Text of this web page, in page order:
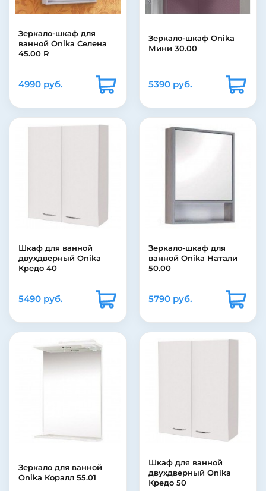
Зеркало-шкаф для
ванной Onika Селена
45.00 R
4990 руб.
Зеркало-шкаф Onika
Мини 30.00
5390 руб.
Шкаф для ванной
двухдверный Onika
Кредо 40
5490 руб.
Зеркало-шкаф для
ванной Onika Натали
50.00
5790 руб.
Зеркало для ванной
Onika Коралл 55.01
Шкаф для ванной
двухдверный Onika
Кредо 50